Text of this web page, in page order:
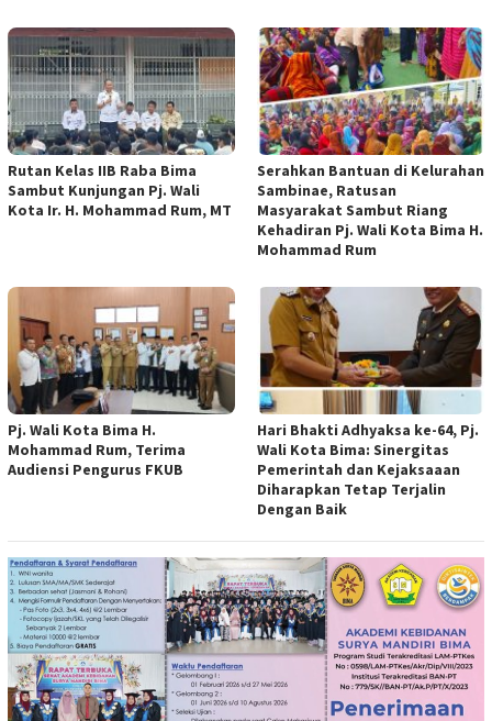
Rutan Kelas IIB Raba Bima
Sambut Kunjungan Pj. Wali
Kota Ir. H. Mohammad Rum, MT
Serahkan Bantuan di Kelurahan
Sambinae, Ratusan
Masyarakat Sambut Riang
Kehadiran Pj. Wali Kota Bima H.
Mohammad Rum
Pj. Wali Kota Bima H.
Mohammad Rum, Terima
Audiensi Pengurus FKUB
Hari Bhakti Adhyaksa ke-64, Pj.
Wali Kota Bima: Sinergitas
Pemerintah dan Kejaksaaan
Diharapkan Tetap Terjalin
Dengan Baik